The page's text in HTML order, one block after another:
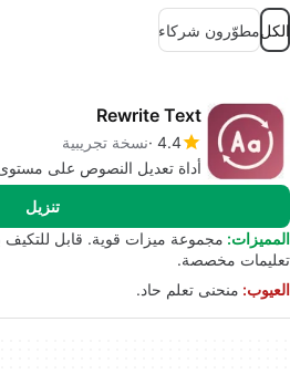
الكلمطوّرون شركاء
Rewrite Text
4.4 نسخة تجريبية
أداة تعديل النصوص على مستوى
تنزيل
المميزات: مجموعة ميزات قوية. قابل للتكيف
تعليمات مخصصة.
العيوب: منحنى تعلم حاد.